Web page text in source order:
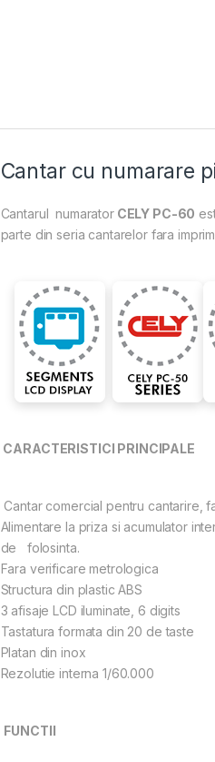
Cantar cu numarare
Cantarul numaratorCELY PC-60
parte din seria cantarelor fara
CARACTERISTICI PRINCIPALE
Cantar comercial pentru cantarire,
Alimentare la priza si acumulator
de folosinta.
Fara verificare metrologica
Structura din plastic ABS
3 afisaje LCD iluminate, 6 digits
Tastatura formata din 20 de taste
Platan din inox
Rezolutie interna 1/60.000
FUNCTII